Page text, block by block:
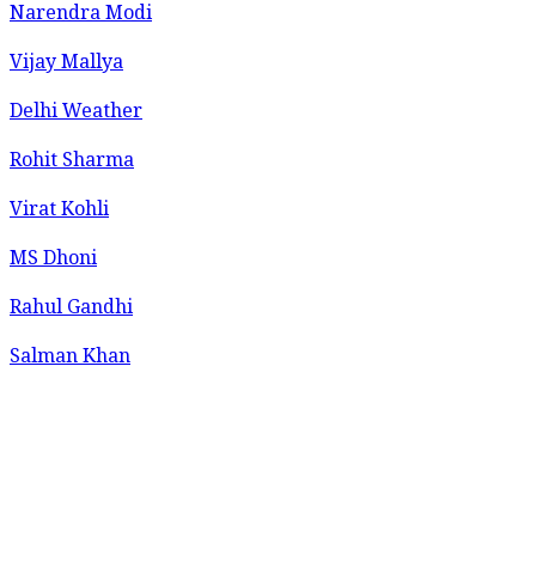
Narendra Modi
Vijay Mallya
Delhi Weather
Rohit Sharma
Virat Kohli
MS Dhoni
Rahul Gandhi
Salman Khan